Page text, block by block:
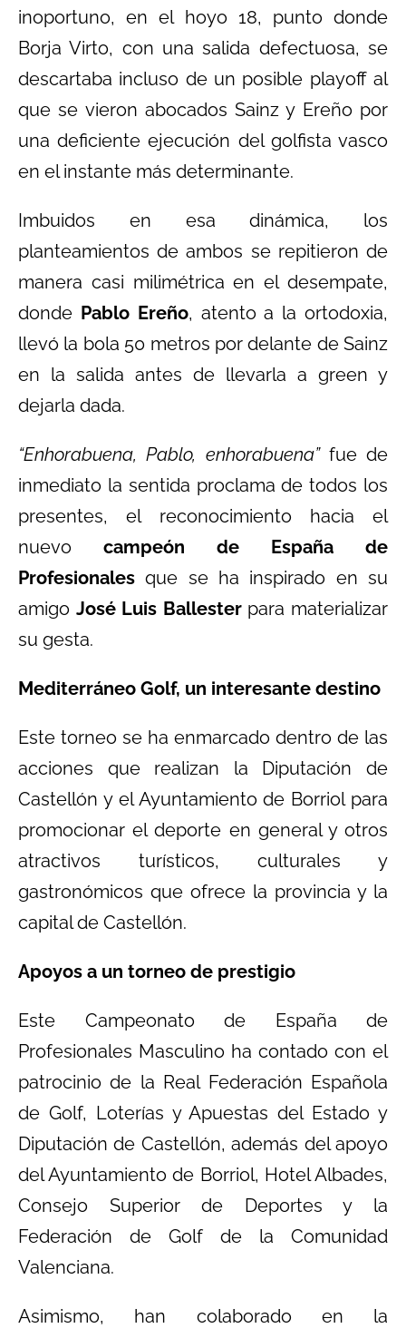
inoportuno, en el hoyo 18, punto donde
Borja Virto, con una salida defectuosa, se
descartaba incluso de un posible playoff al
que se vieron abocados Sainz y Ereño por
una deficiente ejecución del golfista vasco
en el instante más determinante.
Imbuidos en esa dinámica, los
planteamientos de ambos se repitieron de
manera casi milimétrica en el desempate,
donde Pablo Ereño, atento a la ortodoxia,
llevó la bola 50 metros por delante de Sainz
en la salida antes de llevarla a green y
dejarla dada.
“Enhorabuena, Pablo, enhorabuena”fue de
inmediato la sentida proclama de todos los
presentes, el reconocimiento hacia el
nuevo campeón de España de
Profesionales que se ha inspirado en su
amigo José Luis Ballesterpara materializar
su gesta.
Mediterráneo Golf, un interesante destino
Este torneo se ha enmarcado dentro de las
acciones que realizan la Diputación de
Castellón y el Ayuntamiento de Borriol para
promocionar el deporte en general y otros
atractivos turísticos, culturales y
gastronómicos que ofrece la provincia y la
capital de Castellón.
Apoyos a un torneo de prestigio
Este Campeonato de España de
Profesionales Masculino ha contado con el
patrocinio de la Real Federación Española
de Golf, Loterías y Apuestas del Estado y
Diputación de Castellón, además del apoyo
del Ayuntamiento de Borriol, Hotel Albades,
Consejo Superior de Deportes y la
Federación de Golf de la Comunidad
Valenciana.
Asimismo, han colaborado en la